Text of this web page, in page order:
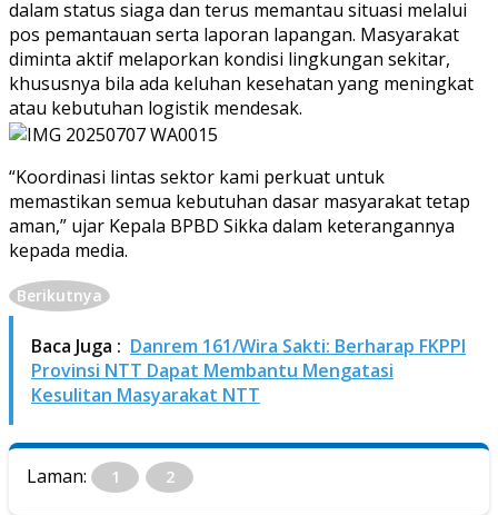
dalam status siaga dan terus memantau situasi melalui
pos pemantauan serta laporan lapangan. Masyarakat
diminta aktif melaporkan kondisi lingkungan sekitar,
khususnya bila ada keluhan kesehatan yang meningkat
atau kebutuhan logistik mendesak.
“Koordinasi lintas sektor kami perkuat untuk
memastikan semua kebutuhan dasar masyarakat tetap
aman,” ujar Kepala BPBD Sikka dalam keterangannya
kepada media.
Berikutnya
Baca Juga : Danrem 161/Wira Sakti: Berharap FKPPI
Provinsi NTT Dapat Membantu Mengatasi
Kesulitan Masyarakat NTT
Laman: 1 2